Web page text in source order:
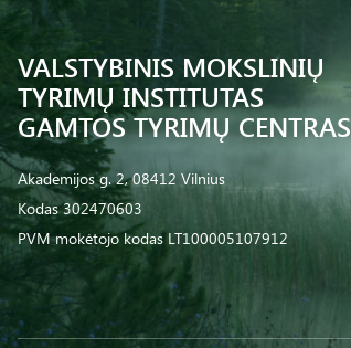
VALSTYBINIS MOKSLINIŲ
TYRIMŲ INSTITUTAS
GAMTOS TYRIMŲ CENTRAS
Akademijos g. 2, 08412 Vilnius
Kodas 302470603
PVM mokėtojo kodas LT100005107912